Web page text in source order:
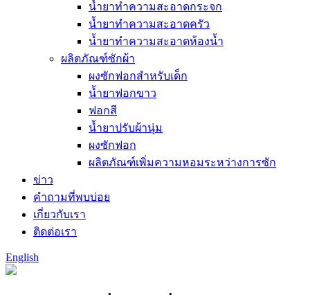
น้ำยาทำความสะอาดกระจก
น้ำยาทำความสะอาดครัว
น้ำยาทำความสะอาดห้องน้ำ
ผลิตภัณฑ์ซักผ้า
ผงซักฟอกสำหรับเด็ก
น้ำยาฟอกขาว
ฟอกสี
น้ำยาปรับผ้านุ่ม
ผงซักฟอก
ผลิตภัณฑ์เพิ่มความหอมระหว่างการซัก
ข่าว
คำถามที่พบบ่อย
เกี่ยวกับเรา
ติดต่อเรา
English